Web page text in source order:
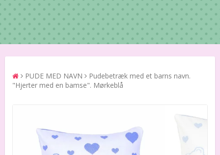
PUDE MED NAVN
Pudebetræk med et barns navn.
"Hjerter med en bamse". Mørkeblå